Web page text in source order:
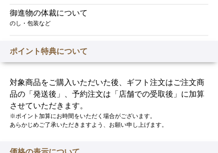
御進物の体裁について
のし・包装など
ポイント特典について
対象商品をご購入いただいた後、ギフト注文はご注文商
品の「発送後」、予約注文は「店舗での受取後」に加算
させていただきます。
※ポイント加算にお時間をいただく場合がございます。
あらかじめご了承いただきますよう、お願い申し上げます。